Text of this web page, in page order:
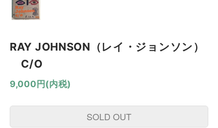
RAY JOHNSON（レイ・ジョンソン）
C/O
9,000円(内税)
SOLD OUT